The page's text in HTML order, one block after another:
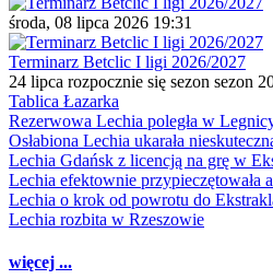
środa, 08 lipca 2026 19:31
Terminarz Betclic I ligi 2026/2027
24 lipca rozpocznie się sezon sezon
Tablica Łazarka
Rezerwowa Lechia poległa w
Osłabiona Lechia ukarała
Lechia Gdańsk z licencją na grę w
Lechia efektownie przypieczętowała
Lechia o krok od powrotu do
Lechia rozbita w Rzeszowie
więcej ...